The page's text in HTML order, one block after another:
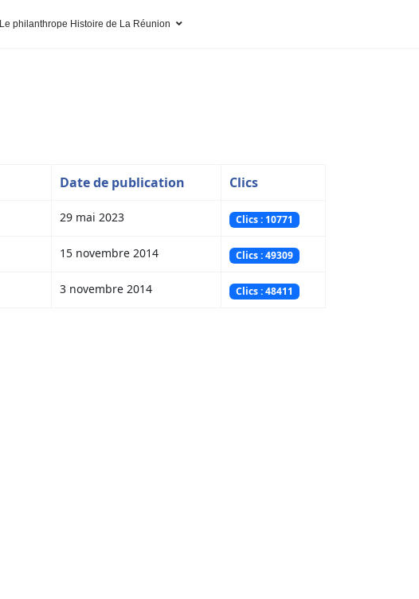
Le philanthrope Histoire de La Réunion
Date de publication Clics
29 mai 2023 Clics : 10771
15 novembre 2014 Clics : 49309
3 novembre 2014 Clics : 48411